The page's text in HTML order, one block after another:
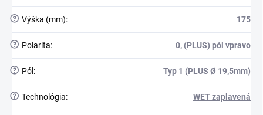
? Výška (mm): 175
? Polarita: 0, (PLUS) pól vpravo
? Pól: Typ 1 (PLUS Ø 19,5mm)
? Technológia: WET zaplavená